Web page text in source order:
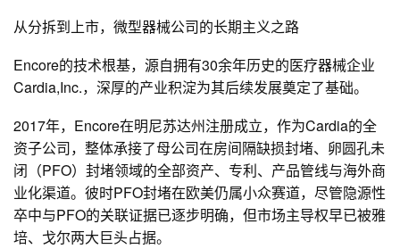
从分拆到上市，微型器械公司的长期主义之路
Encore的技术根基，源自拥有30余年历史的医疗器械企业
Cardia,Inc.，深厚的产业积淀为其后续发展奠定了基础。
2017年，Encore在明尼苏达州注册成立，作为Cardia的全
资子公司，整体承接了母公司在房间隔缺损封堵、卵圆孔未
闭（PFO）封堵领域的全部资产、专利、产品管线与海外商
业化渠道。彼时PFO封堵在欧美仍属小众赛道，尽管隐源性
卒中与PFO的关联证据已逐步明确，但市场主导权早已被雅
培、戈尔两大巨头占据。